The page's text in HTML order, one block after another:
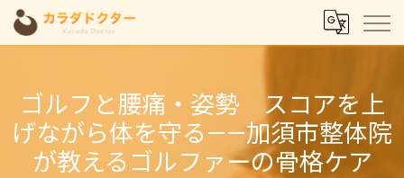
ゴルフと腰痛・姿勢 スコアを上
げながら体を守る——加須市整体院
が教えるゴルファーの骨格ケア